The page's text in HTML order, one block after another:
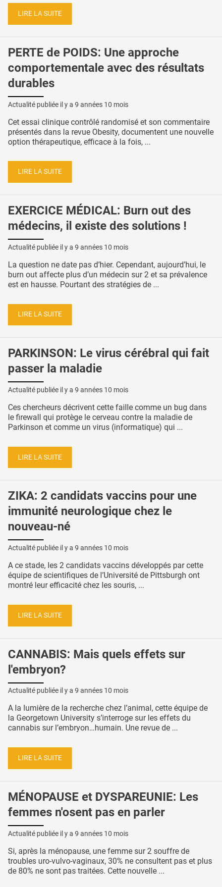
LIRE LA SUITE
PERTE de POIDS: Une approche
comportementale avec des résultats
durables
Actualité publiée il y a 9 années 10 mois
Cet essai clinique contrôlé randomisé et son commentaire
présentés dans la revue Obesity, documentent une nouvelle
option thérapeutique, efficace à la fois, ...
LIRE LA SUITE
EXERCICE MÉDICAL: Burn out des
médecins, il existe des solutions !
Actualité publiée il y a 9 années 10 mois
La question ne date pas d’hier. Cependant, aujourd’hui, le
burn out affecte plus d’un médecin sur 2 et sa prévalence
est en hausse. Pourtant des stratégies de ...
LIRE LA SUITE
PARKINSON: Le virus cérébral qui fait
passer la maladie
Actualité publiée il y a 9 années 10 mois
Ces chercheurs décrivent cette faille comme un bug dans
le firewall qui protège le cerveau contre la maladie de
Parkinson et comme un virus (informatique) qui ...
LIRE LA SUITE
ZIKA: 2 candidats vaccins pour une
immunité neurologique chez le
nouveau-né
Actualité publiée il y a 9 années 10 mois
A ce stade, les 2 candidats vaccins développés par cette
équipe de scientifiques de l’Université de Pittsburgh ont
montré leur efficacité chez les souris, ...
LIRE LA SUITE
CANNABIS: Mais quels effets sur
l'embryon?
Actualité publiée il y a 9 années 10 mois
A la lumière de la recherche chez l’animal, cette équipe de
la Georgetown University s’interroge sur les effets du
cannabis sur l’embryon…humain. Une revue de ...
LIRE LA SUITE
MÉNOPAUSE et DYSPAREUNIE: Les
femmes n'osent pas en parler
Actualité publiée il y a 9 années 10 mois
Si, après la ménopause, une femme sur 2 souffre de
troubles uro-vulvo-vaginaux, 30% ne consultent pas et plus
de 80% ne sont pas traitées. Cette nouvelle ...